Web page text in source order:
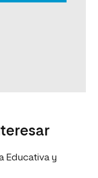
Educativa y